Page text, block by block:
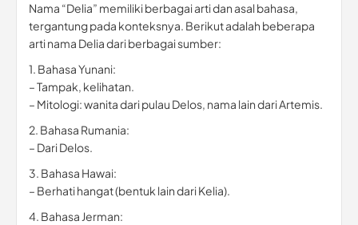
Nama “Delia” memiliki berbagai arti dan asal bahasa,
tergantung pada konteksnya. Berikut adalah beberapa
arti nama Delia dari berbagai sumber:
1. Bahasa Yunani:
– Tampak, kelihatan.
– Mitologi: wanita dari pulau Delos, nama lain dari Artemis.
2. Bahasa Rumania:
– Dari Delos.
3. Bahasa Hawai:
– Berhati hangat (bentuk lain dari Kelia).
4. Bahasa Jerman: